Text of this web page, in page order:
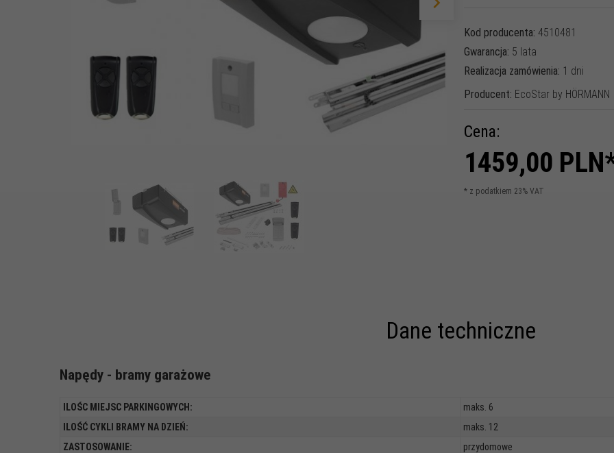
Kod producenta: 4510481
Gwarancja: 5 lata
Realizacja zamówienia: 1 dni
Producent: EcoStar by HÖRMANN
Cena:
1459,00
* z podatkiem 23% VAT
Dane techniczne
Napędy - bramy garażowe
ILOŚC MIEJSC PARKINGOWYCH:
maks. 6
ILOŚĆ CYKLI BRAMY NA DZIEŃ:
maks. 12
ZASTOSOWANIE:
przydomowe